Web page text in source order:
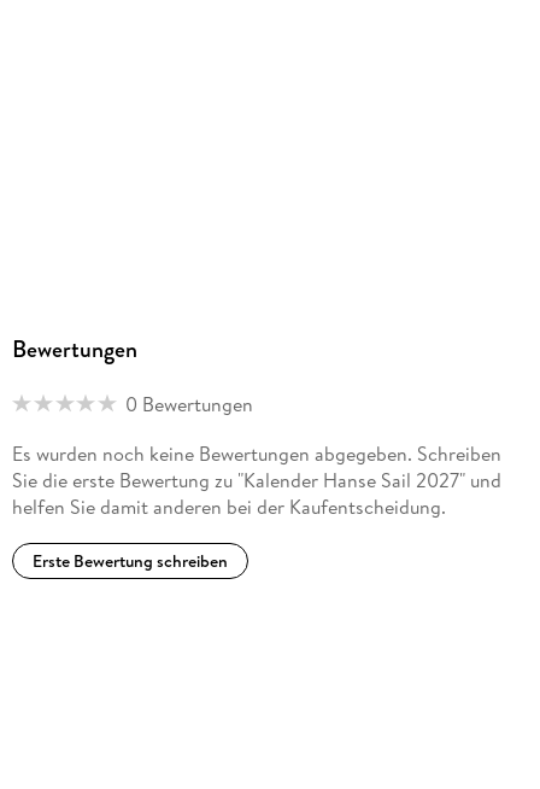
Bewertungen
0 Bewertungen
Es wurden noch keine Bewertungen abgegeben. Schreiben
Sie die erste Bewertung zu "Kalender Hanse Sail 2027" und
helfen Sie damit anderen bei der Kaufentscheidung.
Erste Bewertung schreiben